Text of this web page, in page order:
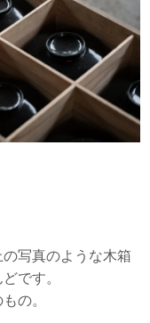
写真のような木箱
です。
の。